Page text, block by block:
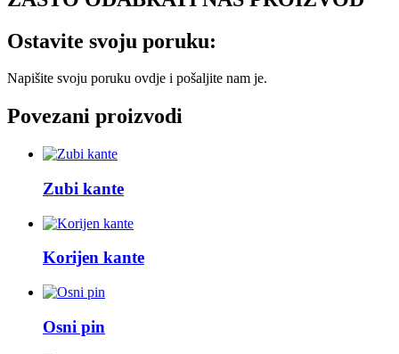
Ostavite svoju poruku:
Napišite svoju poruku ovdje i pošaljite nam je.
Povezani proizvodi
Zubi kante
Korijen kante
Osni pin